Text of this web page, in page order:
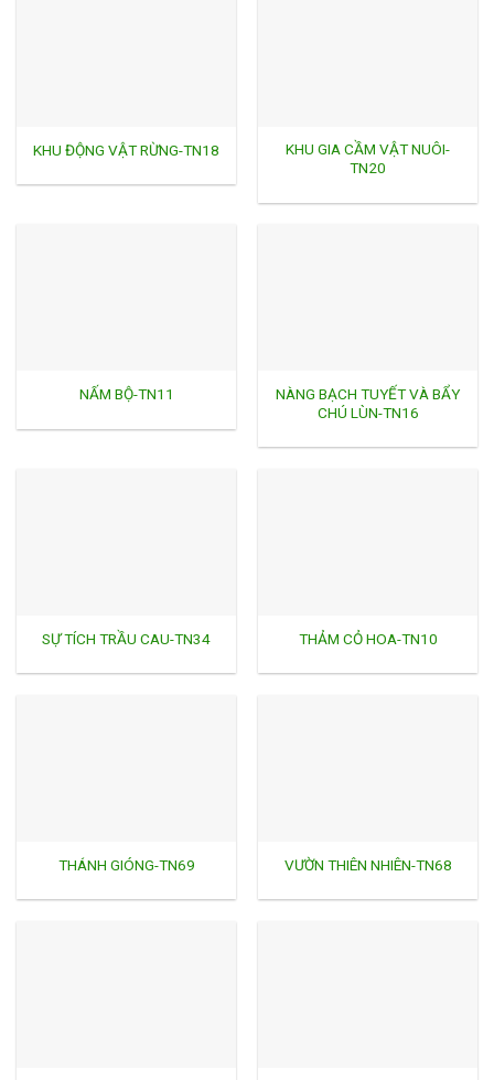
KHU ĐỘNG VẬT RỪNG-TN18
KHU GIA CẦM VẬT NUÔI-
TN20
NẤM BỘ-TN11
NÀNG BẠCH TUYẾT VÀ BẨY
CHÚ LÙN-TN16
SỰ TÍCH TRẦU CAU-TN34 THẢM CỎ HOA-TN10
THÁNH GIÓNG-TN69 VƯỜN THIÊN NHIÊN-TN68